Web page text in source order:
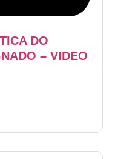
DO
– VIDEO